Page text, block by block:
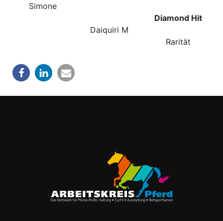
Simone
Daiquiri M
Diamond Hit
Rarität